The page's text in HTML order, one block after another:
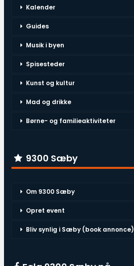
Kalender
Guides
Musik i byen
Spisesteder
Kunst og kultur
Mad og drikke
Børne- og familieaktiviteter
9300 Sæby
Om 9300 Sæby
Opret event
Bliv synlig i Sæby (book annonce)